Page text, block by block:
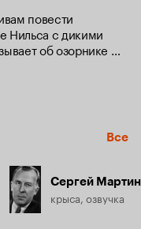
повести
Нильса с дикими
об озорнике
за что был
гусями
Все
Сергей
крыса, озвучка